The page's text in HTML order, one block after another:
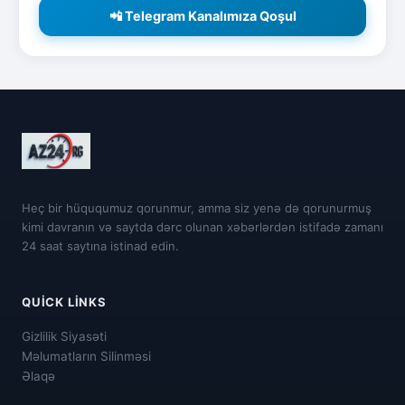
📲 Telegram Kanalımıza Qoşul
Heç bir hüququmuz qorunmur, amma siz yenə də qorunurmuş
kimi davranın və saytda dərc olunan xəbərlərdən istifadə zamanı
24 saat saytına istinad edin.
QUICK LINKS
Gizlilik Siyasəti
Məlumatların Silinməsi
Əlaqə